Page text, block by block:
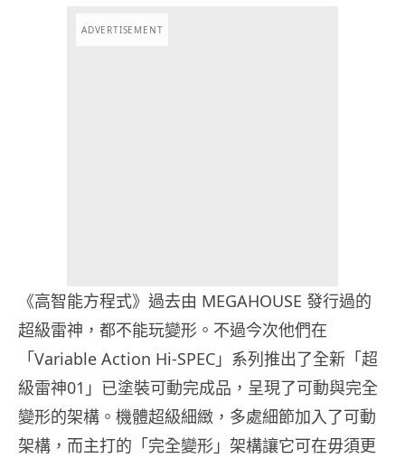
ADVERTISEMENT
《高智能方程式》過去由 MEGAHOUSE 發行過的
超級雷神，都不能玩變形。不過今次他們在
「Variable Action Hi-SPEC」系列推出了全新「超
級雷神01」已塗裝可動完成品，呈現了可動與完全
變形的架構。機體超級細緻，多處細節加入了可動
架構，而主打的「完全變形」架構讓它可在毋須更